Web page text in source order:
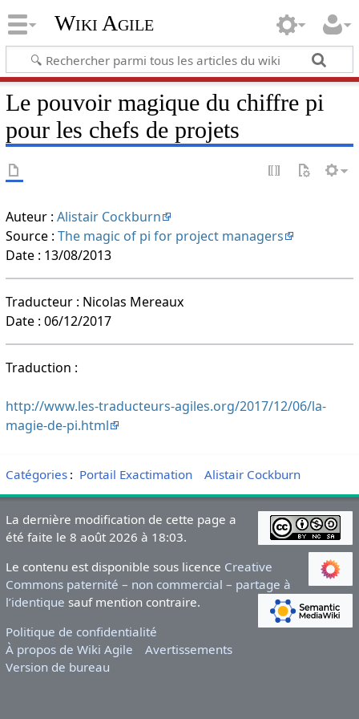
Wiki Agile
Le pouvoir magique du chiffre pi
pour les chefs de projets
Auteur : Alistair Cockburn
Source : The magic of pi for project managers
Date : 13/08/2013
Traducteur : Nicolas Mereaux
Date : 06/12/2017
Traduction :
http://www.les-traducteurs-agiles.org/2017/12/06/la-
magie-de-pi.html
Catégories: Portail Exactimation Alistair Cockburn
La dernière modification de cette page a
été faite le 8 août 2026 à 18:03.
Le contenu est disponible sous licence Creative
Commons paternité – non commercial – partage à
l’identique sauf mention contraire.
Politique de confidentialité
À propos de Wiki Agile
Avertissements
Version de bureau